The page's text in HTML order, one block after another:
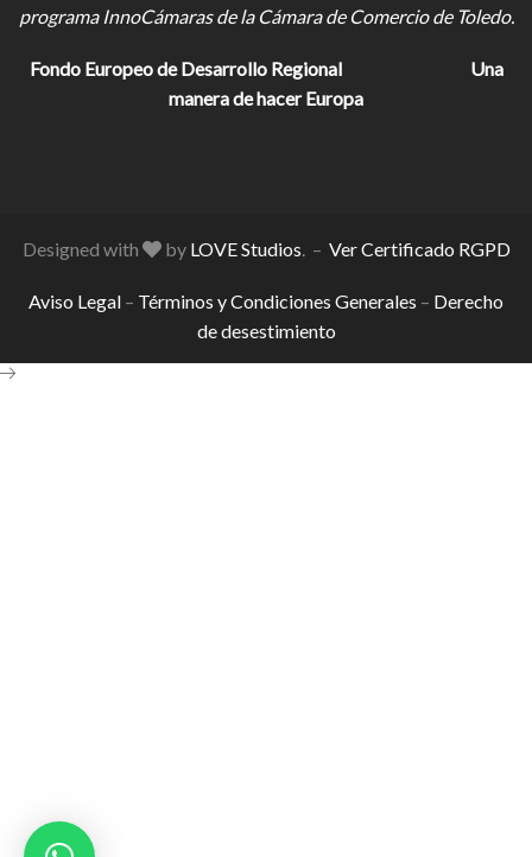
programa InnoCámaras de la Cámara de Comercio de Toledo.
Fondo Europeo de Desarrollo Regional
Una
manera de hacer Europa
Designed with by LOVE Studios. – Ver Certificado RGPD
Aviso Legal – Términos y Condiciones Generales – Derecho
de desestimiento